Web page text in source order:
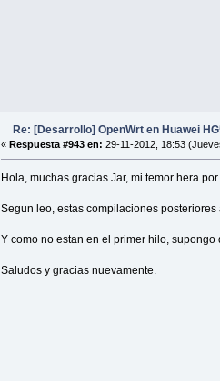
Re: [Desarrollo] OpenWrt en Huawei
« Respuesta #943 en: 29-11-2012, 18:53
Hola, muchas gracias Jar, mi temor hera
Segun leo, estas compilaciones
Y como no estan en el primer hilo,
Saludos y gracias nuevamente.